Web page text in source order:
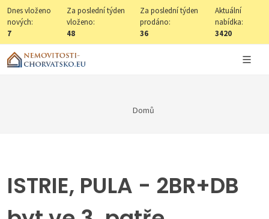
Dnes vloženo
nových:
7
Za poslední týden
vloženo:
48
Za poslední týden
prodáno:
36
Aktuální
nabídka:
3420
Domů
ISTRIE, PULA - 2BR+DB